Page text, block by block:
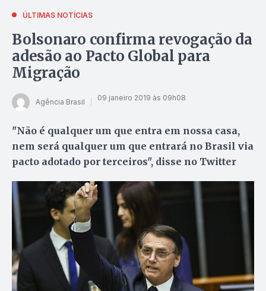
ÚLTIMAS NOTÍCIAS
Bolsonaro confirma revogação da
adesão ao Pacto Global para
Migração
Agência Brasil 09 janeiro 2019 às 09h08
"Não é qualquer um que entra em nossa casa,
nem será qualquer um que entrará no Brasil via
pacto adotado por terceiros", disse no Twitter